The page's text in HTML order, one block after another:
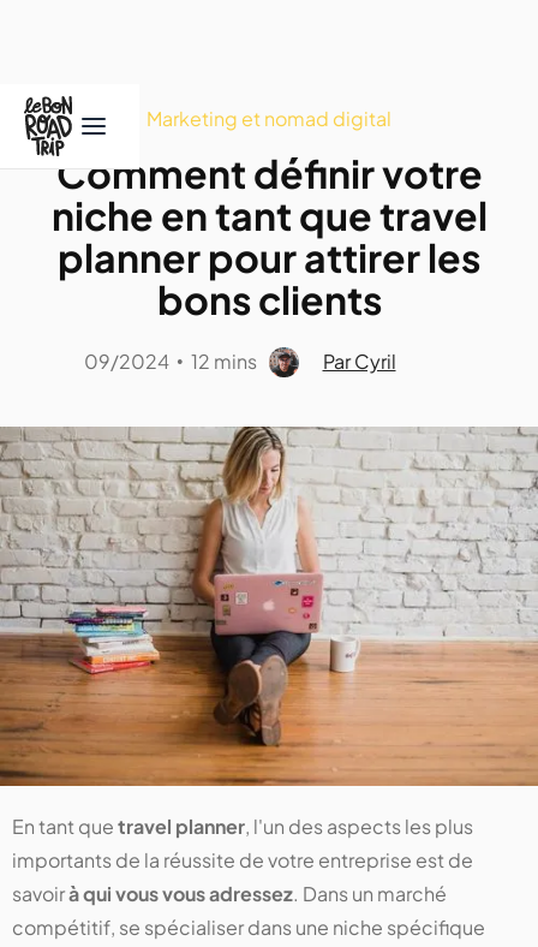
Marketing et nomad digital
Comment définir votre
niche en tant que travel
planner pour attirer les
bons clients
09/2024 • 12 mins Par Cyril
En tant quetravel planner, l'un des aspects les plus
importants de la réussite de votre entreprise est de
savoirà qui vous vous adressez. Dans un marché
compétitif, se spécialiser dans une niche spécifique